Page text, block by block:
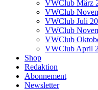
VWClub März
VWClub
VWClub Juli
VWClub
VWClub
VWClub April
Shop
Redaktion
Abonnement
Newsletter